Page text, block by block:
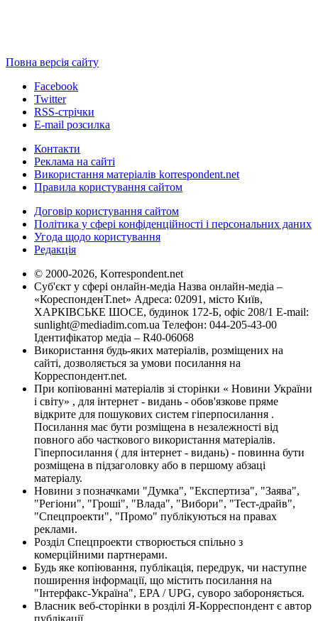
Повна версія сайту
Facebook
Twitter
RSS-стрічки
E-mail розсилка
Контакти
Реклама на сайті
Використання матеріалів korrespondent.net
Правила користування сайтом
Договір користування сайтом
Політика у сфері конфіденційності і персональних даних
Угода щодо користування
Редакція
© 2000-2026, Korrespondent.net
Суб'єкт у сфері онлайн-медіа Назва онлайн-медіа –
«КореспонденТ.net» Адреса: 02091, місто Київ,
ХАРКІВСЬКЕ ШОСЕ, будинок 172-Б, офіс 208/1 E-mail:
sunlight@mediadim.com.ua Телефон: 044-205-43-00
Ідентифікатор медіа – R40-06068
Використання будь-яких матеріалів, розміщених на
сайті, дозволяється за умови посилання на
Корреспондент.net.
При копіюванні матеріалів зі сторінки « Новини України
і світу» , для інтернет - видань - обов'язкове пряме
відкрите для пошукових систем гіперпосилання .
Посилання має бути розміщена в незалежності від
повного або часткового використання матеріалів.
Гіперпосилання ( для інтернет - видань) - повинна бути
розміщена в підзаголовку або в першому абзаці
матеріалу.
Новини з позначками "Думка", "Експертиза", "Заява",
"Регіони", "Гроші", "Влада", "Вибори", "Тест-драйв",
"Спецпроекти", "Промо" публікуються на правах
реклами.
Розділ Спецпроекти створюється спільно з
комерційними партнерами.
Будь яке копіювання, публікація, передрук, чи наступне
поширення інформації, що містить посилання на
"Інтерфакс-Україна", EPA / UPG, суворо забороняється.
Власник веб-сторінки в розділі Я-Корреспондент є автор
публікації.